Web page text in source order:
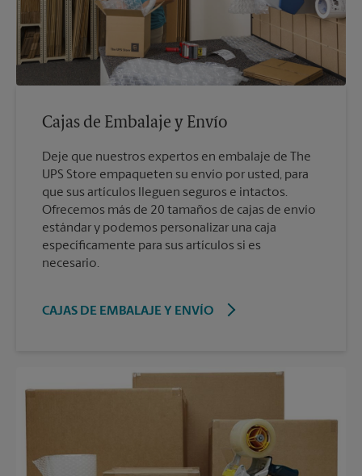
Cajas de Embalaje y Envío
Deje que nuestros expertos en embalaje de The
UPS Store empaqueten su envío por usted, para
que sus artículos lleguen seguros e intactos.
Ofrecemos más de 20 tamaños de cajas de envío
estándar y podemos personalizar una caja
específicamente para sus artículos si es
necesario.
CAJAS DE EMBALAJE Y ENVÍO